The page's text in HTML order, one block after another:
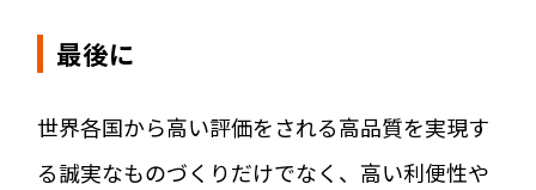
最後に
世界各国から高い評価をされる高品質を実現す
る誠実なものづくりだけでなく、高い利便性や